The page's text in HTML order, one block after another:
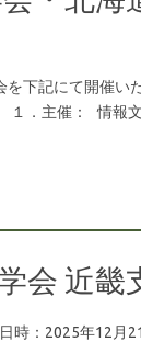
下記にて開催い
１．主催： 情
会 近畿
時：2025年12月